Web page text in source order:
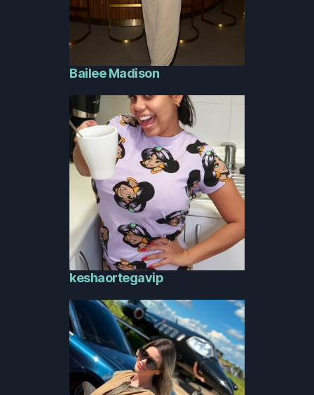
Bailee Madison
keshaortegavip